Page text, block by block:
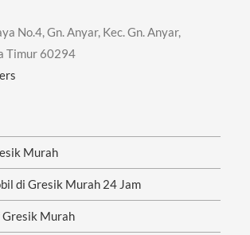
No.4, Gn. Anyar, Kec. Gn. Anyar,
Timur 60294
Murah
di Gresik Murah 24 Jam
Gresik Murah